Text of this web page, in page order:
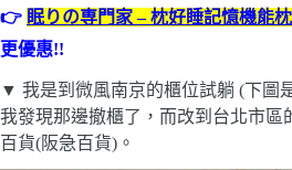
👉 眠りの専門家 – 枕好睡記憶機能枕
更優惠!!
▼ 我是到微風南京的櫃位試躺 (下圖
我發現那邊撤櫃了，而改到台北市區
百貨(阪急百貨)。